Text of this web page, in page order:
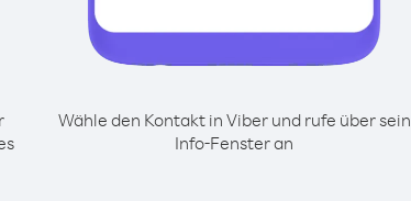
Wähle den Kontakt in Viber und rufe über sein
Info-Fenster an